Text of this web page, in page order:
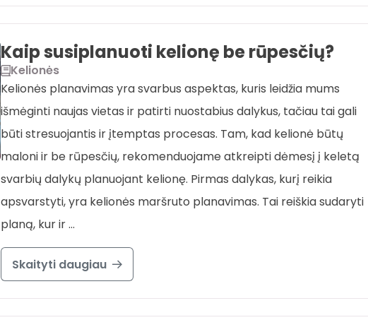
Kaip susiplanuoti kelionę be rūpesčių?
Kelionės
Kelionės planavimas yra svarbus aspektas, kuris leidžia mums
išmėginti naujas vietas ir patirti nuostabius dalykus, tačiau tai gali
būti stresuojantis ir įtemptas procesas. Tam, kad kelionė būtų
maloni ir be rūpesčių, rekomenduojame atkreipti dėmesį į keletą
svarbių dalykų planuojant kelionę. Pirmas dalykas, kurį reikia
apsvarstyti, yra kelionės maršruto planavimas. Tai reiškia sudaryti
planą, kur ir …
Skaityti daugiau